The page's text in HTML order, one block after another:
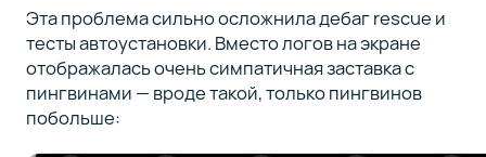
Эта проблема сильно осложнила дебаг rescue и
тесты автоустановки. Вместо логов на экране
отображалась очень симпатичная заставка с
пингвинами — вроде такой, только пингвинов
побольше: